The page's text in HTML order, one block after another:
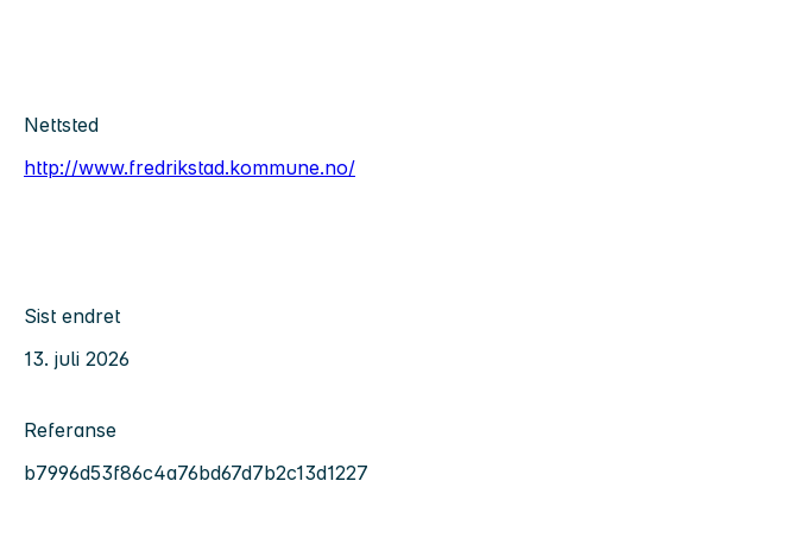
Nettsted
http://www.fredrikstad.kommune.no/
Sist endret
13. juli 2026
Referanse
b7996d53f86c4a76bd67d7b2c13d1227